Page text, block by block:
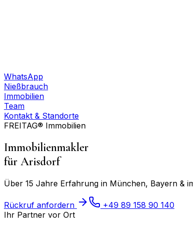
WhatsApp
Nießbrauch
Immobilien
Team
Kontakt & Standorte
FREITAG® Immobilien
Immobilienmakler
für Arisdorf
Über 15 Jahre Erfahrung in München, Bayern &
Rückruf anfordern
+49 89 158 90 140
Ihr Partner vor Ort